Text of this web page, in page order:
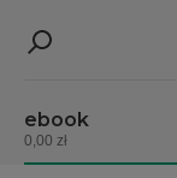
ebook
0,00 zł